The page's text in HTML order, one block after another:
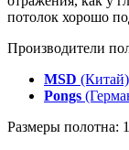
потолок хорошо
Производители
MSD (Китай)
Pongs
Размеры полотна: